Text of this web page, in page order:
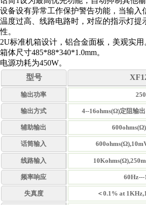
设备设有异常工作保护警告功能，当输入
温度过高、线路电路时，对应的指示灯提
性。
2U标准机箱设计，铝合金面板，美观实用
箱体尺寸485*88*340*1.0mm。
电源功耗为450W。
型号
输出功率
输出方式 4--16ohms(Ω)定阻输
辅助输出
话筒输入
线路输入
频率响应
失真度 ＜0.1% at